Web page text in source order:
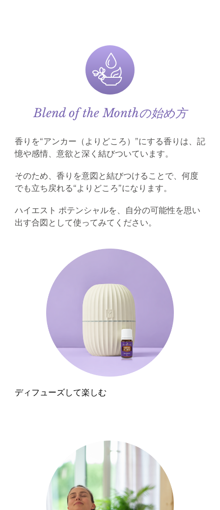
Blend of the Monthの始め方
香りを“アンカー（よりどころ）”にする香りは、記
憶や感情、意欲と深く結びついています。
そのため、香りを意図と結びつけることで、何度
でも立ち戻れる“よりどころ”になります。
ハイエスト ポテンシャルを、自分の可能性を思い
出す合図として使ってみてください。
ディフューズして楽しむ